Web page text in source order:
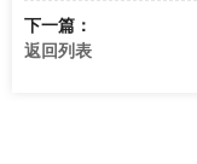
下一篇：
返回列表